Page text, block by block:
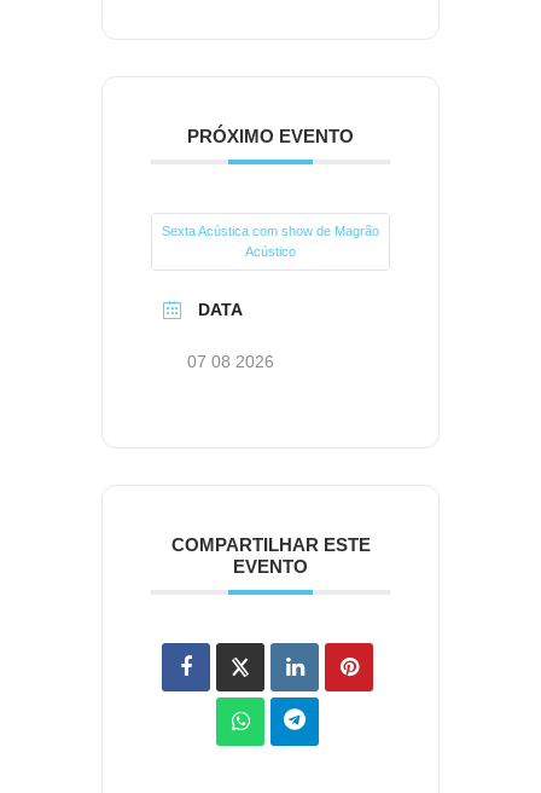
PRÓXIMO EVENTO
Sexta Acústica com show de Magrão
Acústico
DATA
07 08 2026
COMPARTILHAR ESTE
EVENTO